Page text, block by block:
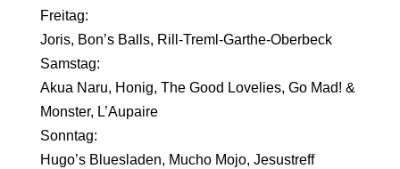
Freitag:
Joris, Bon’s Balls, Rill-Treml-Garthe-Oberbeck
Samstag:
Akua Naru, Honig, The Good Lovelies, Go Mad! &
Monster, L’Aupaire
Sonntag:
Hugo’s Bluesladen, Mucho Mojo, Jesustreff